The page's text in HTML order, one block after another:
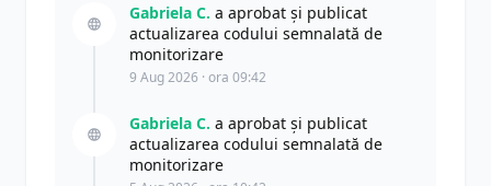
Gabriela C. a aprobat și publicat
actualizarea codului semnalată de
monitorizare
9 Aug 2026 · ora 09:42
Gabriela C. a aprobat și publicat
actualizarea codului semnalată de
monitorizare